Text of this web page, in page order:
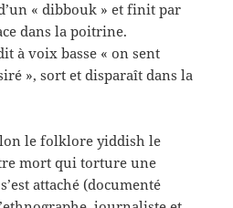
« dibbouk » et finit par
dans la poitrine.
à voix basse « on sent
», sort et disparaît dans la
le folklore yiddish le
mort qui torture une
attaché (documenté